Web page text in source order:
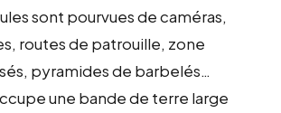
sont pourvues de caméras,
routes de patrouille, zone
pyramides de barbelés…
une bande de terre large